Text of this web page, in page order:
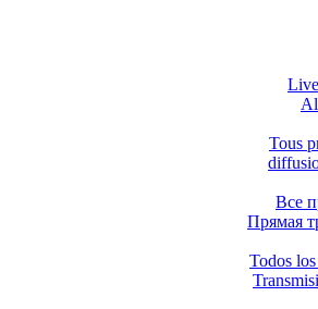
Tous
Все
Прямая
Todos